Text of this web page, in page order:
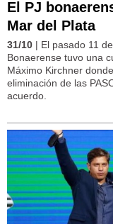
El PJ
Mar del Plata
31/10 | El pasado 11
Bonaerense tuvo una
Máximo Kirchner
eliminación de las
acuerdo.